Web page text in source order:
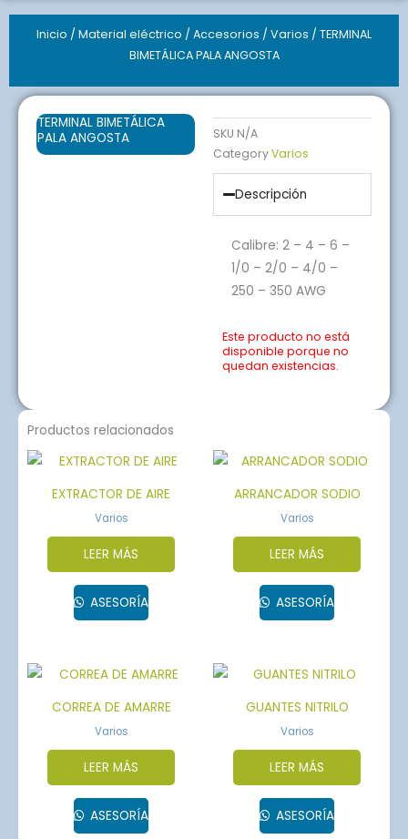
Inicio / Material eléctrico / Accesorios / Varios / TERMINAL
BIMETÁLICA PALA ANGOSTA
TERMINAL BIMETÁLICA
PALA ANGOSTA
SKU N/A
CategoryVarios
Descripción
Calibre: 2 – 4 – 6 –
1/0 – 2/0 – 4/0 –
250 – 350 AWG
Este producto no está
disponible porque no
quedan existencias.
Productos relacionados
EXTRACTOR DE AIRE
Varios
LEER MÁS
ASESORÍA
ARRANCADOR SODIO
Varios
LEER MÁS
ASESORÍA
CORREA DE AMARRE
Varios
LEER MÁS
ASESORÍA
GUANTES NITRILO
Varios
LEER MÁS
ASESORÍA